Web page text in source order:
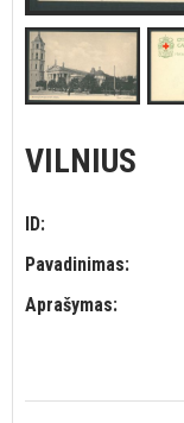
VILNIUS
ID:
Pavadinimas:
Aprašymas: